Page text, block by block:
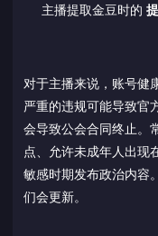
主播提取金豆时的
对于主播来说，账号健
严重的违规可能导致官
会导致公会合同终止。
点、允许未成年人出现
敏感时期发布政治内容
们会更新。